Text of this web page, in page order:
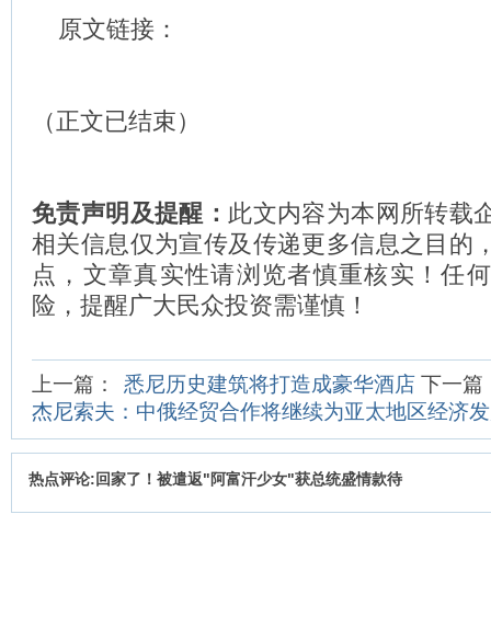
原文链接：
（正文已结束）
免责声明及提醒： 此文内容为本网所转载
相关信息仅为宣传及传递更多信息之目的
点，文章真实性请浏览者慎重核实！任
险，提醒广大民众投资需谨慎！
上一篇： 悉尼历史建筑将打造成豪华酒店 下一篇
杰尼索夫：中俄经贸合作将继续为亚太地区经济
热点评论:回家了！被遣返"阿富汗少女"获总统盛情款待